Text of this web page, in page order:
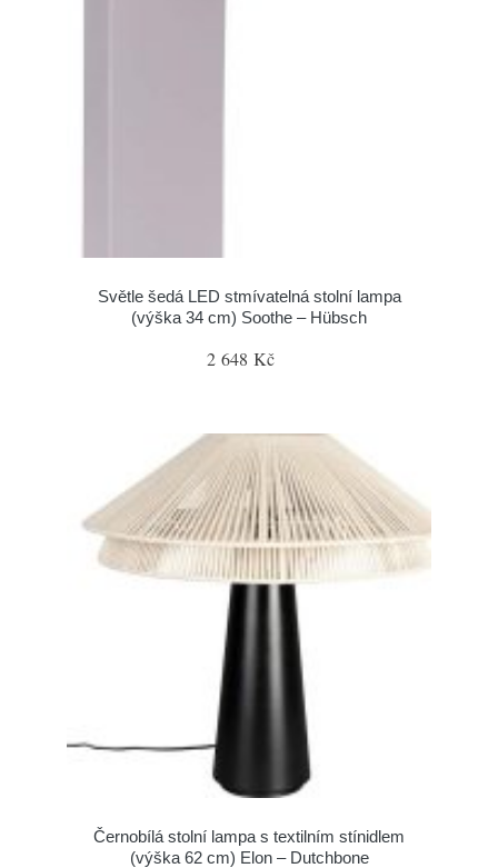
Světle šedá LED stmívatelná stolní lampa
(výška 34 cm) Soothe – Hübsch
2 648 Kč
Černobílá stolní lampa s textilním stínidlem
(výška 62 cm) Elon – Dutchbone